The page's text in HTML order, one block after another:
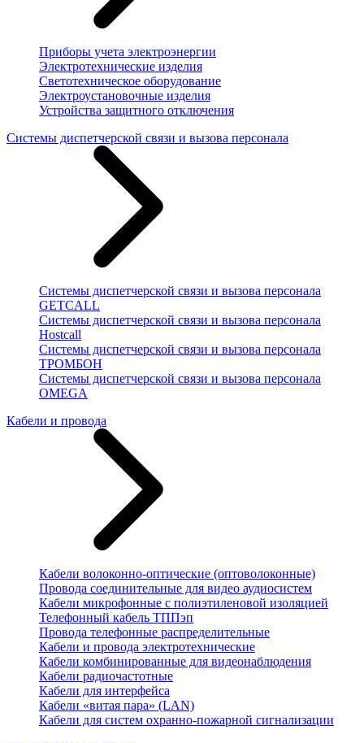
Приборы учета электроэнергии
Электротехнические изделия
Светотехническое оборудование
Электроустановочные изделия
Устройства защитного отключения
Системы диспетчерской связи и вызова персонала
Системы диспетчерской связи и вызова персонала
GETCALL
Системы диспетчерской связи и вызова персонала
Hostcall
Системы диспетчерской связи и вызова персонала
ТРОМБОН
Системы диспетчерской связи и вызова персонала
OMEGA
Кабели и провода
Кабели волоконно-оптические (оптоволоконные)
Провода соединительные для видео аудиосистем
Кабели микрофонные с полиэтиленовой изоляцией
Телефонный кабель ТППэп
Провода телефонные распределительные
Кабели и провода электротехнические
Кабели комбинированные для видеонаблюдения
Кабели радиочастотные
Кабели для интерфейса
Кабели «витая пара» (LAN)
Кабели для систем охранно-пожарной сигнализации